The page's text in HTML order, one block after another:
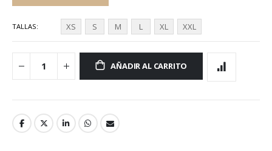
TALLAS XS S M L XL XXL
AÑADIR AL CARRITO